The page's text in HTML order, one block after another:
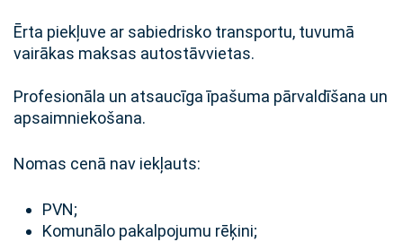
Ērta piekļuve ar sabiedrisko transportu, tuvumā
vairākas maksas autostāvvietas.
Profesionāla un atsaucīga īpašuma pārvaldīšana un
apsaimniekošana.
Nomas cenā nav iekļauts:
PVN;
Komunālo pakalpojumu rēķini;